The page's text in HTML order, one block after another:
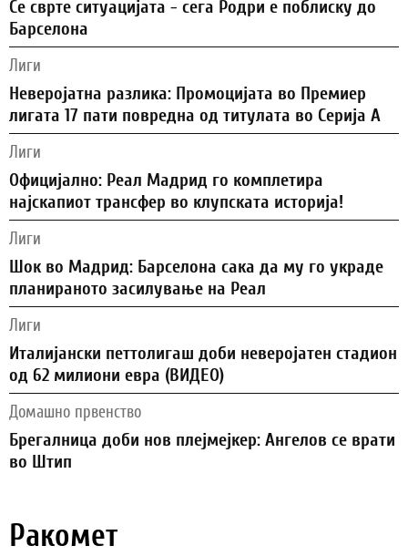
Се сврте ситуацијата - сега Родри е поблиску до
Барселона
Лиги
Неверојатна разлика: Промоцијата во Премиер
лигата 17 пати повредна од титулата во Серија А
Лиги
Официјално: Реал Мадрид го комплетира
најскапиот трансфер во клупската историја!
Лиги
Шок во Мадрид: Барселона сака да му го украде
планираното засилување на Реал
Лиги
Италијански петтолигаш доби неверојатен стадион
од 62 милиони евра (ВИДЕО)
Домашно првенство
Брегалница доби нов плејмејкер: Ангелов се врати
во Штип
Ракомет